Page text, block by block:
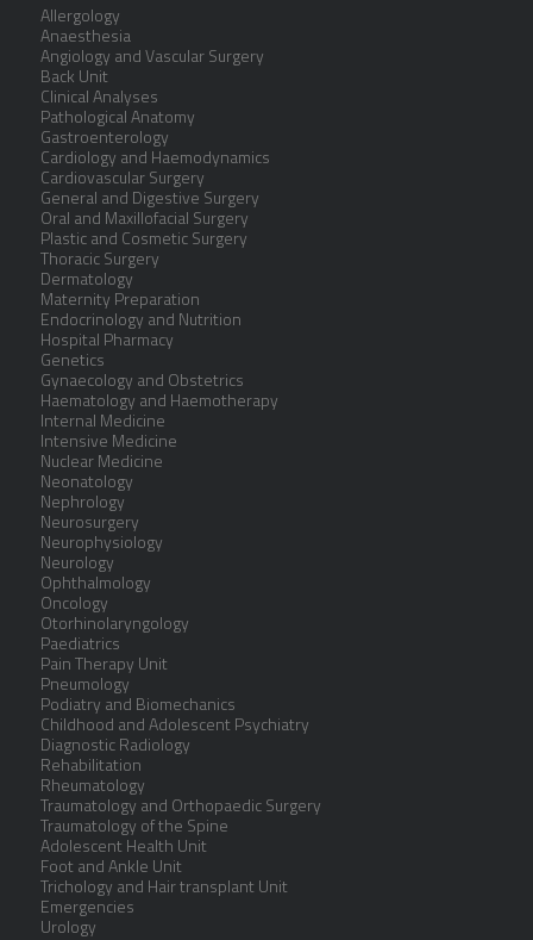
Allergology
Anaesthesia
Angiology and Vascular Surgery
Back Unit
Clinical Analyses
Pathological Anatomy
Gastroenterology
Cardiology and Haemodynamics
Cardiovascular Surgery
General and Digestive Surgery
Oral and Maxillofacial Surgery
Plastic and Cosmetic Surgery
Thoracic Surgery
Dermatology
Maternity Preparation
Endocrinology and Nutrition
Hospital Pharmacy
Genetics
Gynaecology and Obstetrics
Haematology and Haemotherapy
Internal Medicine
Intensive Medicine
Nuclear Medicine
Neonatology
Nephrology
Neurosurgery
Neurophysiology
Neurology
Ophthalmology
Oncology
Otorhinolaryngology
Paediatrics
Pain Therapy Unit
Pneumology
Podiatry and Biomechanics
Childhood and Adolescent Psychiatry
Diagnostic Radiology
Rehabilitation
Rheumatology
Traumatology and Orthopaedic Surgery
Traumatology of the Spine
Adolescent Health Unit
Foot and Ankle Unit
Trichology and Hair transplant Unit
Emergencies
Urology